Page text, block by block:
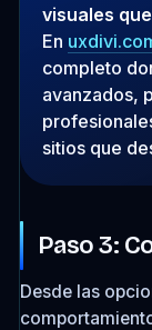
visuales
En
completo
avanzados,
sitios que
Paso 3:
Desde las